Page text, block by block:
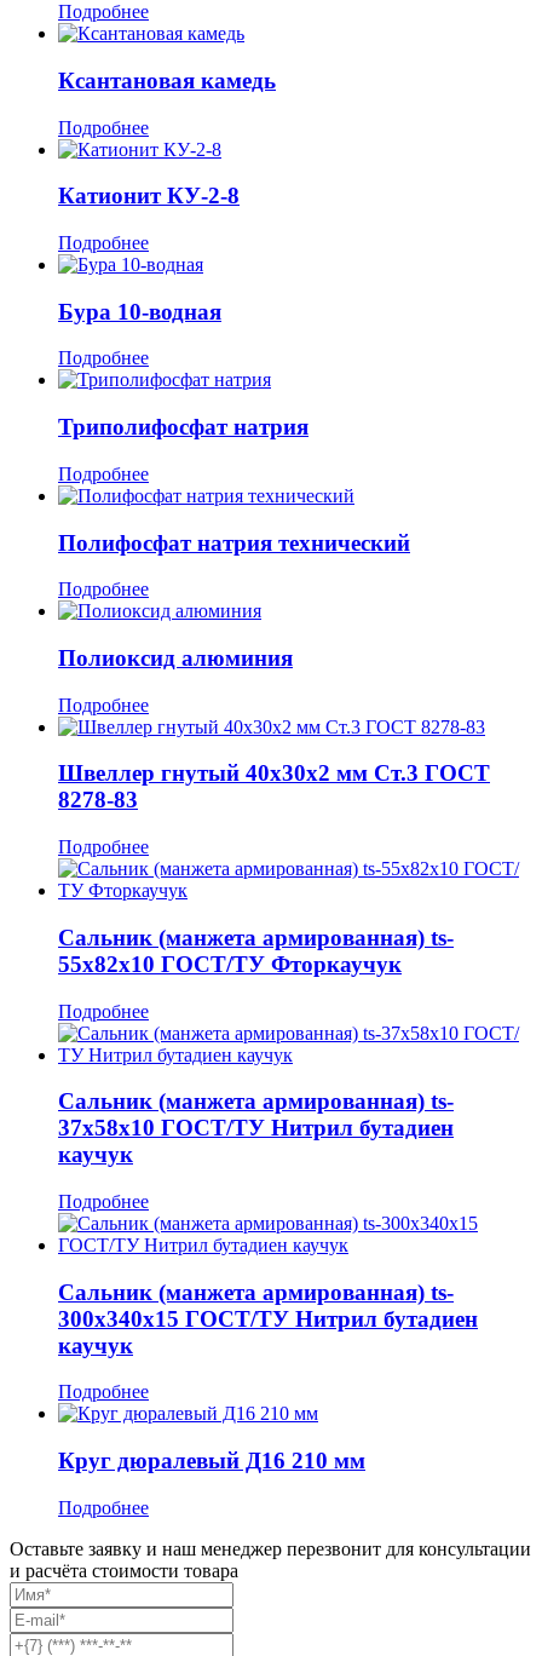
Подробнее
Ксантановая камедь
Подробнее
Катионит КУ-2-8
Подробнее
Бура 10-водная
Подробнее
Триполифосфат натрия
Подробнее
Полифосфат натрия технический
Подробнее
Полиоксид алюминия
Подробнее
Швеллер гнутый 40x30x2 мм Ст.3 ГОСТ
8278-83
Подробнее
Сальник (манжета армированная) ts-
55x82x10 ГОСТ/ТУ Фторкаучук
Подробнее
Сальник (манжета армированная) ts-
37x58x10 ГОСТ/ТУ Нитрил бутадиен
каучук
Подробнее
Сальник (манжета армированная) ts-
300x340x15 ГОСТ/ТУ Нитрил бутадиен
каучук
Подробнее
Круг дюралевый Д16 210 мм
Подробнее
Оставьте заявку и наш менеджер перезвонит для консультации
и расчёта стоимости товара